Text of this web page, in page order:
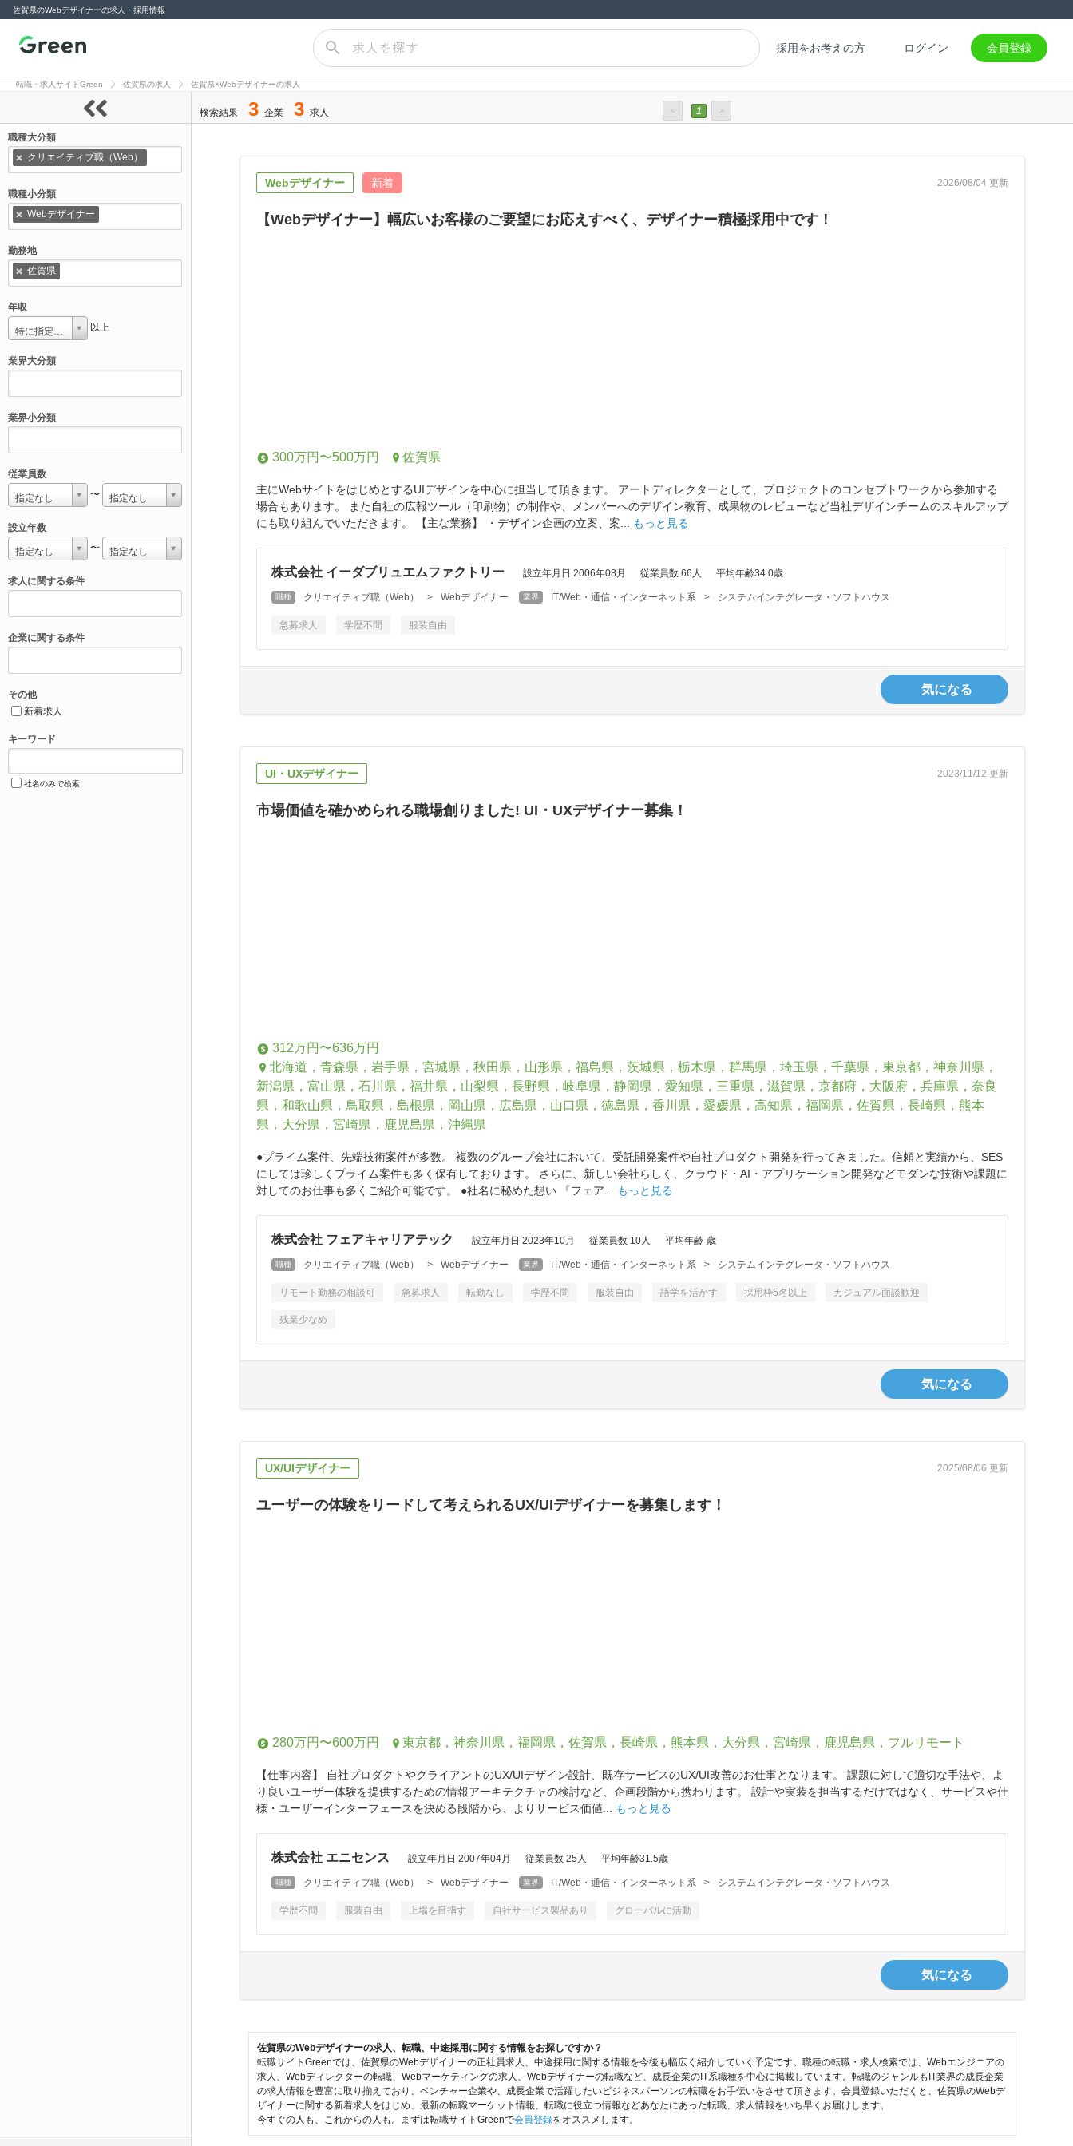
佐賀県のWebデザイナーの求人・採用情報
Green（グリー
求人を探す 採用をお考えの方 ログイン 会員登録
転職・求人サイトGreen 佐賀県の求人 佐賀県×Webデザイナーの求人
職種大分類
クリエイティブ職（Web）
職種小分類
Webデザイナー
勤務地
佐賀県
年収
特に指定しない 以上
業界大分類
業界小分類
従業員数
指定なし 〜 指定なし
設立年数
指定なし 〜 指定なし
求人に関する条件
企業に関する条件
その他
新着求人
キーワード
社名のみで検索
検索結果 3 企業 3 求人 < 1 >
Webデザイナー 新着 2026/08/04 更新
【Webデザイナー】幅広いお客様のご要望にお応えすべく、デザイナー積極採用中です！
300万円〜500万円 佐賀県
主にWebサイトをはじめとするUIデザインを中心に担当して頂きます。 アートディレクターとして、プロジェクトのコンセプトワークから参加する
場合もあります。 また自社の広報ツール（印刷物）の制作や、メンバーへのデザイン教育、成果物のレビューなど当社デザインチームのスキルアップ
にも取り組んでいただきます。 【主な業務】 ・デザイン企画の立案、案...
もっと見る
株式会社 イーダブリュエムファクトリー 設立年月日 2006年08月 従業員数 66人 平均年齢34.0歳
職種 クリエイティブ職（Web） > Webデザイナー 業界 IT/Web・通信・インターネット系 > システムインテグレータ・ソフトハウス
急募求人 学歴不問 服装自由
気になる
UI・UXデザイナー 2023/11/12 更新
市場価値を確かめられる職場創りました! UI・UXデザイナー募集！
312万円〜636万円
北海道，青森県，岩手県，宮城県，秋田県，山形県，福島県，茨城県，栃木県，群馬県，埼玉県，千葉県，東京都，神奈川県，
新潟県，富山県，石川県，福井県，山梨県，長野県，岐阜県，静岡県，愛知県，三重県，滋賀県，京都府，大阪府，兵庫県，奈良
県，和歌山県，鳥取県，島根県，岡山県，広島県，山口県，徳島県，香川県，愛媛県，高知県，福岡県，佐賀県，長崎県，熊本
県，大分県，宮崎県，鹿児島県，沖縄県
●プライム案件、先端技術案件が多数。 複数のグループ会社において、受託開発案件や自社プロダクト開発を行ってきました。信頼と実績から、SES
にしては珍しくプライム案件も多く保有しております。 さらに、新しい会社らしく、クラウド・AI・アプリケーション開発などモダンな技術や課題に
対してのお仕事も多くご紹介可能です。 ●社名に秘めた想い 『フェア...
もっと見る
株式会社 フェアキャリアテック 設立年月日 2023年10月 従業員数 10人 平均年齢-歳
職種 クリエイティブ職（Web） > Webデザイナー 業界 IT/Web・通信・インターネット系 > システムインテグレータ・ソフトハウス
リモート勤務の相談可 急募求人 転勤なし 学歴不問 服装自由 語学を活かす 採用枠5名以上 カジュアル面談歓迎
残業少なめ
気になる
UX/UIデザイナー 2025/08/06 更新
ユーザーの体験をリードして考えられるUX/UIデザイナーを募集します！
280万円〜600万円 東京都，神奈川県，福岡県，佐賀県，長崎県，熊本県，大分県，宮崎県，鹿児島県，フルリモート
【仕事内容】 自社プロダクトやクライアントのUX/UIデザイン設計、既存サービスのUX/UI改善のお仕事となります。 課題に対して適切な手法や、よ
り良いユーザー体験を提供するための情報アーキテクチャの検討など、企画段階から携わります。 設計や実装を担当するだけではなく、サービスや仕
様・ユーザーインターフェースを決める段階から、よりサービス価値...
もっと見る
株式会社 エニセンス 設立年月日 2007年04月 従業員数 25人 平均年齢31.5歳
職種 クリエイティブ職（Web） > Webデザイナー 業界 IT/Web・通信・インターネット系 > システムインテグレータ・ソフトハウス
学歴不問 服装自由 上場を目指す 自社サービス製品あり グローバルに活動
気になる
佐賀県のWebデザイナーの求人、転職、中途採用に関する情報をお探しですか？
転職サイトGreenでは、佐賀県のWebデザイナーの正社員求人、中途採用に関する情報を今後も幅広く紹介していく予定です。職種の転職・求人検索では、Webエンジニアの
求人、Webディレクターの転職、Webマーケティングの求人、Webデザイナーの転職など、成長企業のIT系職種を中心に掲載しています。転職のジャンルもIT業界の成長企業
の求人情報を豊富に取り揃えており、ベンチャー企業や、成長企業で活躍したいビジネスパーソンの転職をお手伝いをさせて頂きます。会員登録いただくと、佐賀県のWebデ
ザイナーに関する新着求人をはじめ、最新の転職マーケット情報、転職に役立つ情報などあなたにあった転職、求人情報をいち早くお届けします。
今すぐの人も、これからの人も。まずは転職サイトGreenで会員登録をオススメします。